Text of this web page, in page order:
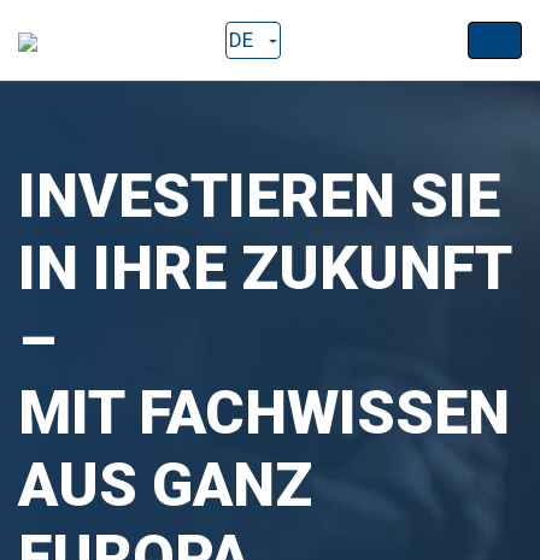
DE
INVESTIEREN SIE
IN IHRE ZUKUNFT
–
MIT FACHWISSEN
AUS GANZ